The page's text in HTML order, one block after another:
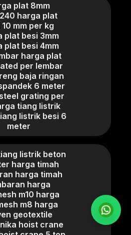
plat 8mm
harga plat
mm per kg
plat besi 3mm
plat besi 4mm
harga plat
per lembar
baja ringan
6 meter
grating per
tiang listrik
listrik besi 6
meter
listrik beton
harga timah
harga timah
harga
m10 harga
m8 harga
geotextile
hoist crane